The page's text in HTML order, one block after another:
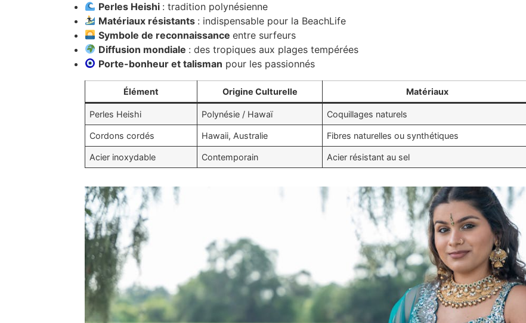
Perles Heishi : tradition polynésienne
Matériaux résistants : indispensable pour la BeachLife
Symbole de reconnaissanceentre surfeurs
Diffusion mondiale : des tropiques aux plages tempérées
Porte-bonheur et talisman pour les passionnés
Élément Origine Culturelle Matériaux
Perles Heishi Polynésie / Hawaï Coquillages naturels
Cordons cordés Hawaii, Australie Fibres naturelles ou synthétiques
Acier inoxydable Contemporain Acier résistant au sel